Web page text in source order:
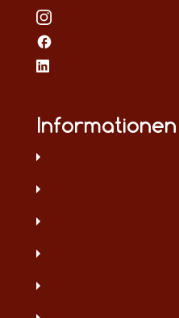
Informationen